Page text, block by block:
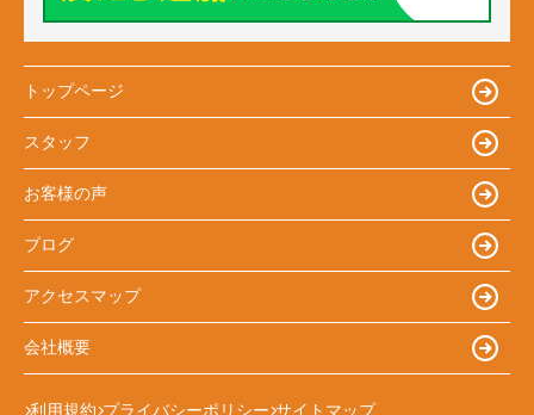
トップページ
スタッフ
お客様の声
ブログ
アクセスマップ
会社概要
利用規約 プライバシーポリシー サイトマップ